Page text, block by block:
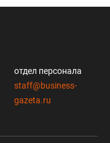
отдел персонала
staff@business-
gazeta.ru